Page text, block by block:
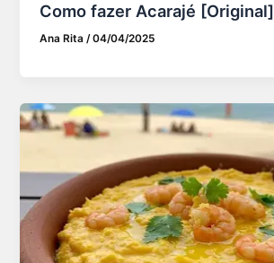
Como fazer Acarajé [Original]
Ana Rita/04/04/2025